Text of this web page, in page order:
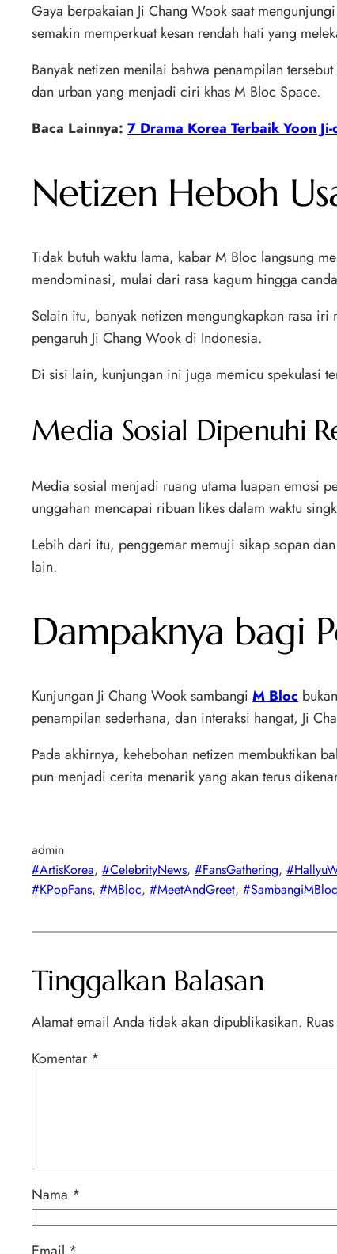
Gaya berpakaian Ji Chang Wook saat
semakin memperkuat kesan rendah hati yang
Banyak netizen menilai bahwa penampilan
dan urban yang menjadi ciri khas M Bloc Space.
Baca Lainnya: 7 Drama Korea Terbaik Yoon Ji-
Netizen Heboh
Tidak butuh waktu lama, kabar M Bloc langsung
mendominasi, mulai dari rasa kagum hingga
Selain itu, banyak netizen mengungkapkan rasa
pengaruh Ji Chang Wook di Indonesia.
Di sisi lain, kunjungan ini juga memicu spekulasi
Media Sosial Dipenuhi
Media sosial menjadi ruang utama luapan emosi
unggahan mencapai ribuan likes dalam waktu
Lebih dari itu, penggemar memuji sikap sopan
lain.
Dampaknya bagi
Kunjungan Ji Chang Wook sambangi M Bloc
penampilan sederhana, dan interaksi hangat, Ji
Pada akhirnya, kehebohan netizen membuktikan
pun menjadi cerita menarik yang akan terus
admin
#ArtisKorea, #CelebrityNews, #FansGathering,
#KPopFans, #MBloc, #MeetAndGreet, #SambangiMBloc
Tinggalkan Balasan
Alamat email Anda tidak akan dipublikasikan.
Komentar *
Nama *